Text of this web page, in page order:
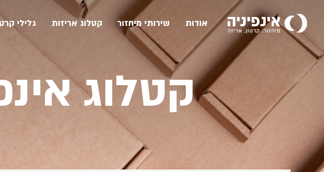
אודות
אודות הקבוצה אינפיניה
אינפיניה נייר לקרטון ניירות
שירותי מיחזור
איסוף ומיחזור קרטון
דפורמציה והנצלת חומרים
איסוף ומיחזור פלסטיק
קטלוג אריזות
אינפיניה אריזות
גלילי
קטלוג